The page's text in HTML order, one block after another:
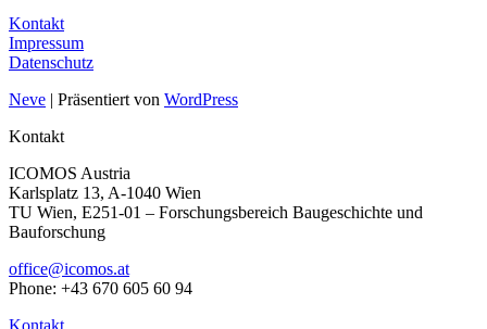
Kontakt
Impressum
Datenschutz
Neve | Präsentiert von WordPress
Kontakt
ICOMOS Austria
Karlsplatz 13, A-1040 Wien
TU Wien, E251-01 – Forschungsbereich Baugeschichte und
Bauforschung
office@icomos.at
Phone: +43 670 605 60 94